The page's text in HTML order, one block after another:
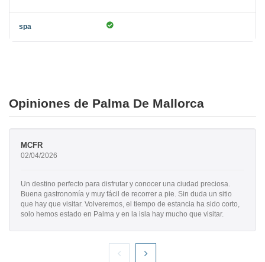
Opiniones de Palma De Mallorca
MCFR
02/04/2026
Un destino perfecto para disfrutar y conocer una ciudad preciosa.
Buena gastronomía y muy fácil de recorrer a pie. Sin duda un sitio
que hay que visitar. Volveremos, el tiempo de estancia ha sido corto,
solo hemos estado en Palma y en la isla hay mucho que visitar.